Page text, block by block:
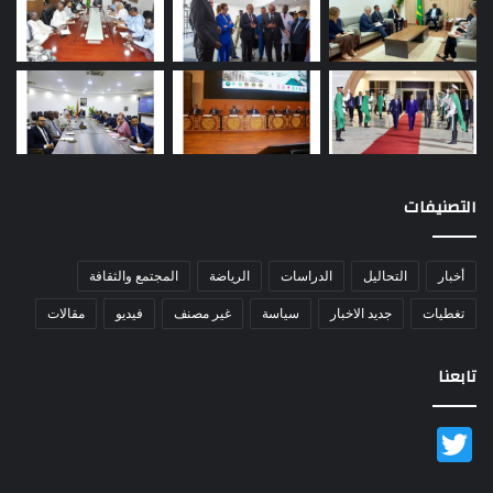
التصنيفات
أخبار التحاليل الدراسات الرياضة المجتمع والثقافة
تغطيات جديد الاخبار سياسة غير مصنف فيديو مقالات
تابعنا